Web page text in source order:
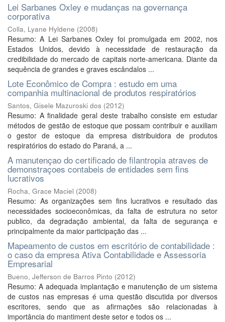
Lei Sarbanes Oxley e mudanças na governança
corporativa
Colla, Lyane Hyldene (2008)
Resumo: A Lei Sarbanes Oxley foi promulgada em 2002, nos
Estados Unidos, devido à necessidade de restauração da
credibilidade do mercado de capitais norte-americana. Diante da
sequência de grandes e graves escândalos ...
Lote Econômico de Compra : estudo em uma
companhia multinacional de produtos respiratórios
Santos, Gisele Mazuroski dos (2012)
Resumo: A finalidade geral deste trabalho consiste em estudar
métodos de gestão de estoque que possam contribuir e auxiliam
o gestor de estoque da empresa distribuidora de produtos
respiratórios do estado do Paraná, a ...
A manutençao do certificado de filantropia atraves de
demonstraçoes contabeis de entidades sem fins
lucrativos
Rocha, Grace Maciel (2008)
Resumo: As organizações sem fins lucrativos e resultado das
necessidades socioeconômicas, da falta de estrutura no setor
publico, da degradação ambiental, da falta de segurança e
principalmente da maior participação das ...
Mapeamento de custos em escritório de contabilidade :
o caso da empresa Ativa Contabilidade e Assessoria
Empresarial
Bueno, Jefferson de Barros Pinto (2012)
Resumo: A adequada implantação e manutenção de um sistema
de custos nas empresas é uma questão discutida por diversos
escritores, sendo que as afirmações são relacionadas à
importância do mantiment deste setor e todos os ...